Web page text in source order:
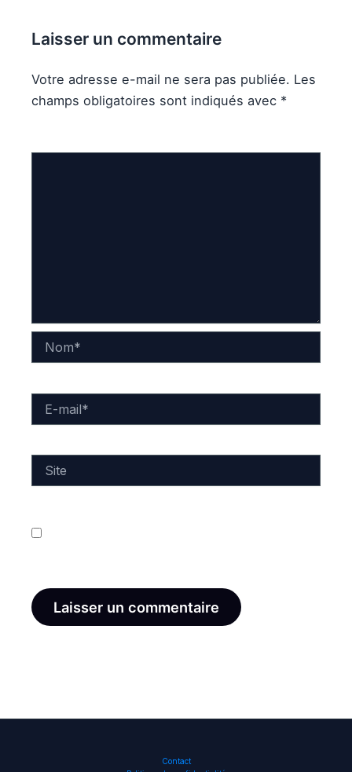
Laisser un commentaire
Votre adresse e-mail ne sera pas publiée. Les
champs obligatoires sont indiqués avec *
mail*
Contact